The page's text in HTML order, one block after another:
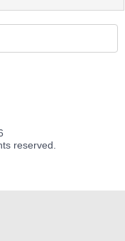
reserved.